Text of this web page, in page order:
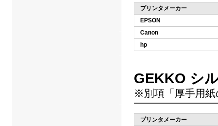
プリンタメーカー
EPSON
Canon
hp
GEKKO シ
※別項「厚手用
プリンタメーカー